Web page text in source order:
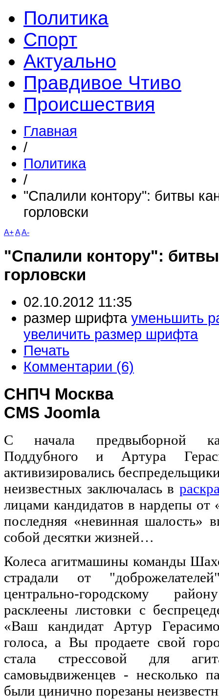
Политика
Спорт
Актуально
Правдивое Чтиво
Происшествия
Главная
/
Политика
/
"Спалили контору": битвы
горловски
A+AA-
"Спалили контору":
горловски
02.10.2012 11:35
размер шрифта уменьшить
увеличить размер шрифта
Печать
Комментарии (6)
СНПЧ Москва
CMS Joomla
С начала предвыборной
Поддубного и Артура
активизировались
неизвестных заключалась в
лицами кандидатов в нардепы
последняя «невинная шалость»
собой десятки жизней…
Колеса агитмашины команды
страдали от
центрально-городскому
расклеены листовки с
«Ваш кандидат Артур
голоса, а Вы продаете свой
стала стрессовой для
самовыдвиженцев - несколько
были цинично порезаны